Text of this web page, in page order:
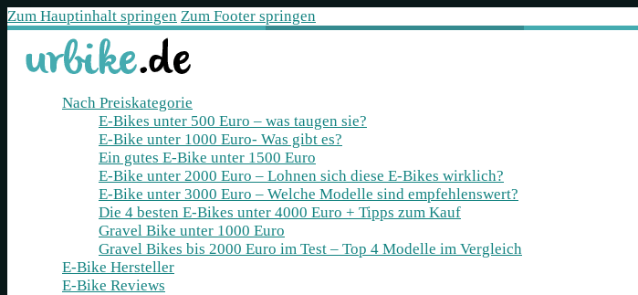
Zum Hauptinhalt springen Zum Footer springen
Nach Preiskategorie
E-Bikes unter 500 Euro – was taugen sie?
E-Bike unter 1000 Euro- Was gibt es?
Ein gutes E-Bike unter 1500 Euro
E-Bike unter 2000 Euro – Lohnen sich diese E-Bikes wirklich?
E-Bike unter 3000 Euro – Welche Modelle sind empfehlenswert?
Die 4 besten E‑Bikes unter 4000 Euro + Tipps zum Kauf
Gravel Bike unter 1000 Euro
Gravel Bikes bis 2000 Euro im Test – Top 4 Modelle im Vergleich
E-Bike Hersteller
E-Bike Reviews